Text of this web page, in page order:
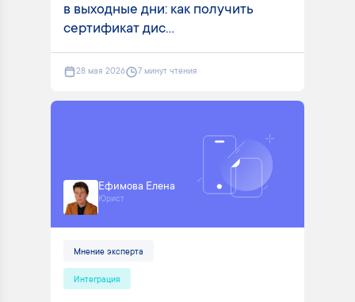
в выходные дни: как получить
сертификат дис...
28 мая 2026 7 минут чтения
Ефимова Елена
Юрист
Мнение эксперта
Интеграция